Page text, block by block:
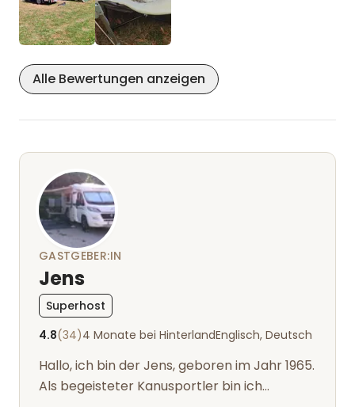
Alle Bewertungen anzeigen
GASTGEBER:IN
Jens
Superhost
4.8(34)4 Monate bei HinterlandEnglisch, Deutsch
Hallo, ich bin der Jens, geboren im Jahr 1965.
Als begeisteter Kanusportler bin ich